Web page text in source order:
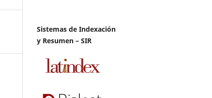
Sistemas de Indexación
y Resumen – SIR